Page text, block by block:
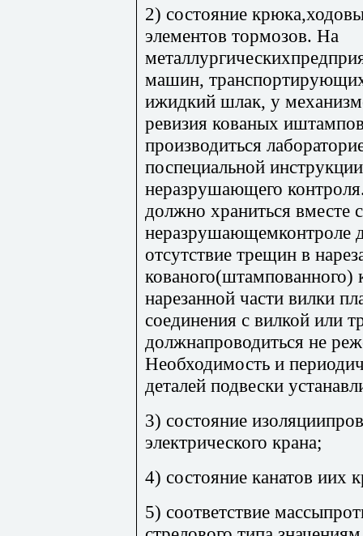
2) состояние
элементов тормозов. На
машин,
ижидкий шлак, у
ревизия кованых
производиться
поспециальной
неразрушающего
должно храниться вместе
неразрушающемконтроле
отсутствие трещин в
кованого(штампованного)
нарезанной части вилки
соединения с вилкой или
должнапроводиться не
Необходимость и
деталей подвески
3) состояние
электрического крана;
4) состояние канатов иих
5) соответствие